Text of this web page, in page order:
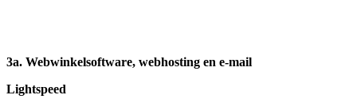
3a. Webwinkelsoftware, webhosting en e-mail
Lightspeed